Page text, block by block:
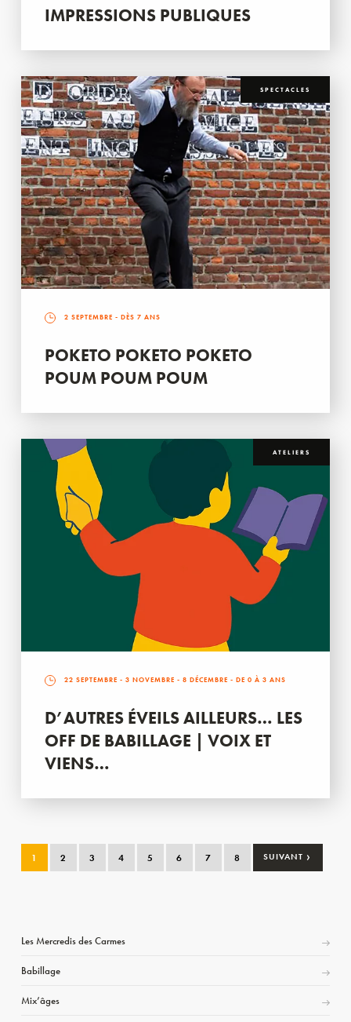
IMPRESSIONS PUBLIQUES
SPECTACLES
2 SEPTEMBRE - DÈS 7 ANS
POKETO POKETO POKETO
POUM POUM POUM
ATELIERS
22 SEPTEMBRE - 3 NOVEMBRE - 8 DÉCEMBRE - DE 0 À 3 ANS
D’AUTRES ÉVEILS AILLEURS… LES
OFF DE BABILLAGE | VOIX ET
VIENS…
1 2 3 4 5 6 7 8 SUIVANT ›
Les Mercredis des Carmes
Babillage
Mix’âges